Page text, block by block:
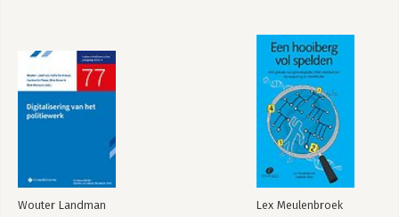
Wouter Landman Lex Meulenbroek